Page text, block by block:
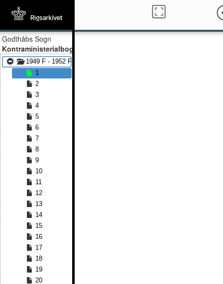
Godthåbs Sogn
Kontraministerialbog
1949 F - 1952 F
1
2
3
4
5
6
7
8
9
10
11
12
13
14
15
16
17
18
19
20